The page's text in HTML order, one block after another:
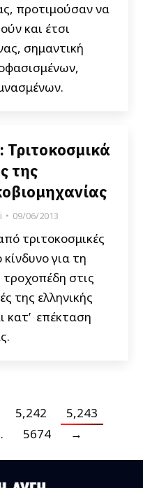
προτιμούσαν να
και έτσι
σημαντική
Τριτοκοσμικά
της
09/06/2013
τριτοκοσμικές
για τη
τροχοπέδη στις
της ελληνικής
κατ’ επέκταση
5,242
5,243
5674 →